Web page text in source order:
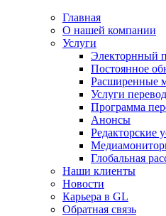
Главная
О нашей компании
Услуги
Электорнный
Постоянное
Расширенные
Услуги
Программа
Анонсы
Редакторские
Глобальная
Наши клиенты
Новости
Карьера в GL
Обратная связь